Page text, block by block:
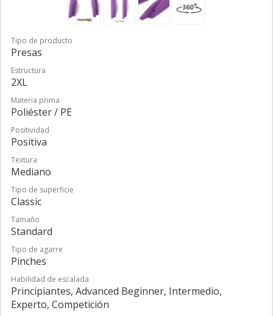
Tipo de producto
Presas
Estructura
2XL
Materia prima
Poliéster / PE
Positividad
Positiva
Textura
Mediano
Tipo de superficie
Classic
Tamaño
Standard
Tipo de agarre
Pinches
Habilidad de escalada
Principiantes, Advanced Beginner, Intermedio,
Experto, Competición